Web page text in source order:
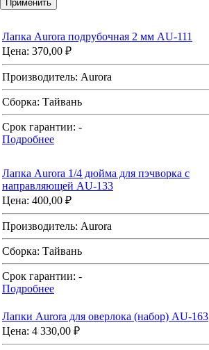
Лапка Aurora подрубочная 2 мм AU-111
Цена: 370,00 ₽
Производитель: Aurora
Сборка: Тайвань
Срок гарантии: -
Подробнее
Лапка Aurora 1/4 дюйма для пэчворка с
направляющей AU-133
Цена: 400,00 ₽
Производитель: Aurora
Сборка: Тайвань
Срок гарантии: -
Подробнее
Лапки Aurora для оверлока (набор) AU-163
Цена: 4 330,00 ₽